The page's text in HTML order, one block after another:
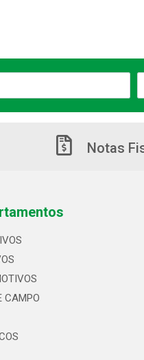
Notas
CAMPO